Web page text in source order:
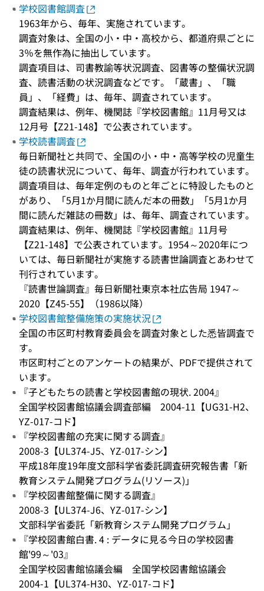
学校図書館調査
1963年から、毎年、実施されています。
調査対象は、全国の小・中・高校から、都道府県ごとに
3％を無作為に抽出しています。
調査項目は、司書教諭等状況調査、図書等の整備状況調
査、読書活動の状況調査などです。「蔵書」、「職
員」、「経費」は、毎年、調査されています。
調査結果は、例年、機関誌『学校図書館』11月号又は
12月号【Z21-148】で公表されています。
学校読書調査
毎日新聞社と共同で、全国の小・中・高等学校の児童生
徒の読書状況について、毎年、調査が行われています。
調査項目は、毎年定例のものと年ごとに特設したものと
があり、「5月1か月間に読んだ本の冊数」「5月1か月
間に読んだ雑誌の冊数」は、毎年、調査されています。
調査結果は、例年、機関誌『学校図書館』11月号
【Z21-148】で公表されています。1954～2020年につ
いては、毎日新聞社が実施する読書世論調査とあわせて
刊行されています。
『読書世論調査』毎日新聞社東京本社広告局 1947～
2020【Z45-55】（1986以降）
学校図書館整備施策の実施状況
全国の市区町村教育委員会を調査対象とした悉皆調査で
す。
市区町村ごとのアンケートの結果が、PDFで提供されて
います。
『子どもたちの読書と学校図書館の現状. 2004』
全国学校図書館協議会調査部編 2004-11【UG31-H2、
YZ-017-コド】
『学校図書館の充実に関する調査』
2008-3【UL374-J5、YZ-017-シン】
平成18年度19年度文部科学省委託調査研究報告書「新
教育システム開発プログラム(リソース)」
『学校図書館整備に関する調査』
2008-3【UL374-J6、YZ-017-シン】
文部科学省委託「新教育システム開発プログラム」
『学校図書館白書. 4 : データに見る今日の学校図書
館'99～'03』
全国学校図書館協議会編 全国学校図書館協議会
2004-1【UL374-H30、YZ-017-コド】